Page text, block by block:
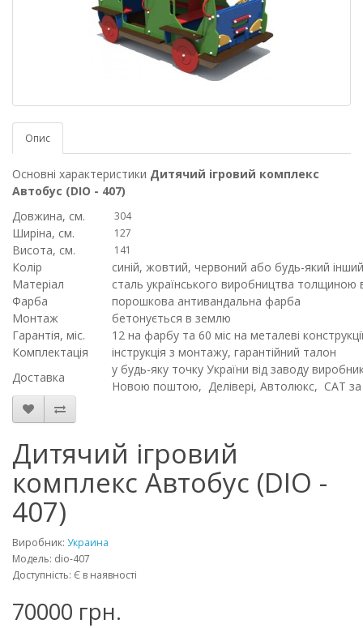
Опис
Основні характеристики Дитячий ігровий комплекс
Автобус (DIO - 407)
Довжина, см.
304
Ширіна, см. 127
Висота, см. 141
Колір
синій, жовтий, червоний або будь-який
Матеріал
сталь українського виробництва толщиною
Фарба
порошкова антивандальна фарба
Монтаж
бетонується в землю
Гарантія, міс.
12 на фарбу та 60 міс на металеві
Комплектація
інструкція з монтажу, гарантійний талон
Доставка
у будь-яку точку України від заводу
Новою поштою, Делівері, Автолюкс, CAT
Дитячий ігровий
комплекс Автобус (DIO -
407)
Виробник: Украина
Модель: dio-407
Доступність: Є в наявності
70000 грн.